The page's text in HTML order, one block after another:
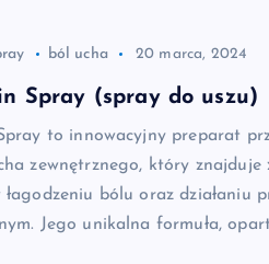
ból ucha 20 marca, 2024
Spray (spray do uszu)
to innowacyjny preparat
zewnętrznego, który znajduje
łagodzeniu bólu oraz działaniu
Jego unikalna formuła,